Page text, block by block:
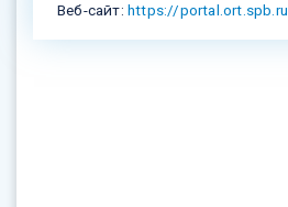
Веб-сайт: https://portal.ort.spb.ru